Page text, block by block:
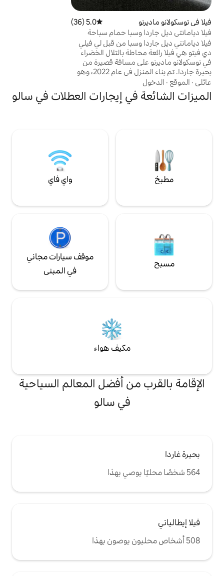
متوسط التقييم 5.0 من 5، 36 مراجعات
5.0 (36)
فيلا ديامانتي ديل جاردا وسبا حمام سباحة
من قبل لي فيلي
بالتلال الخضراء
مسافة قصيرة من
بحيرة جاردا. تم بناء المنزل في عام 2022، وهو
وأفضل وسائل
والثقافة
والرياضة والطعام والشراب الممتاز. الفيلا مثالية
إيجارات العطلات في سالو
واي فاي
موقف سيارات مجاني
في المبنى
أفضل المعالم السياحية